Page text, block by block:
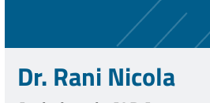
Dr. Rani Nicola